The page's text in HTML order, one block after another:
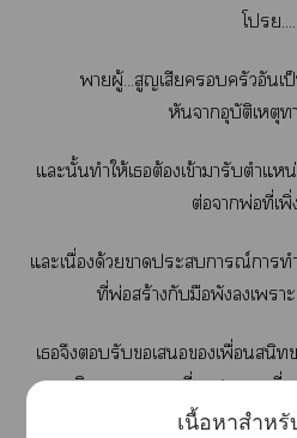
โ....
าผู้...สูญเสียครัวอันเ
หันาอุบัติเหตุ
แะนั้นทำให้เต้องเข้ามารับตำแ
ต่อาพ่อที่เพิ่
แะเนื่องด้วยาะการณ์า
ที่พ่อสร้างกับมือพังเา
เจึงรับเเพื่อนสนิ
วินะหนูา พี่เาาาที่
เนื้อหาสำห